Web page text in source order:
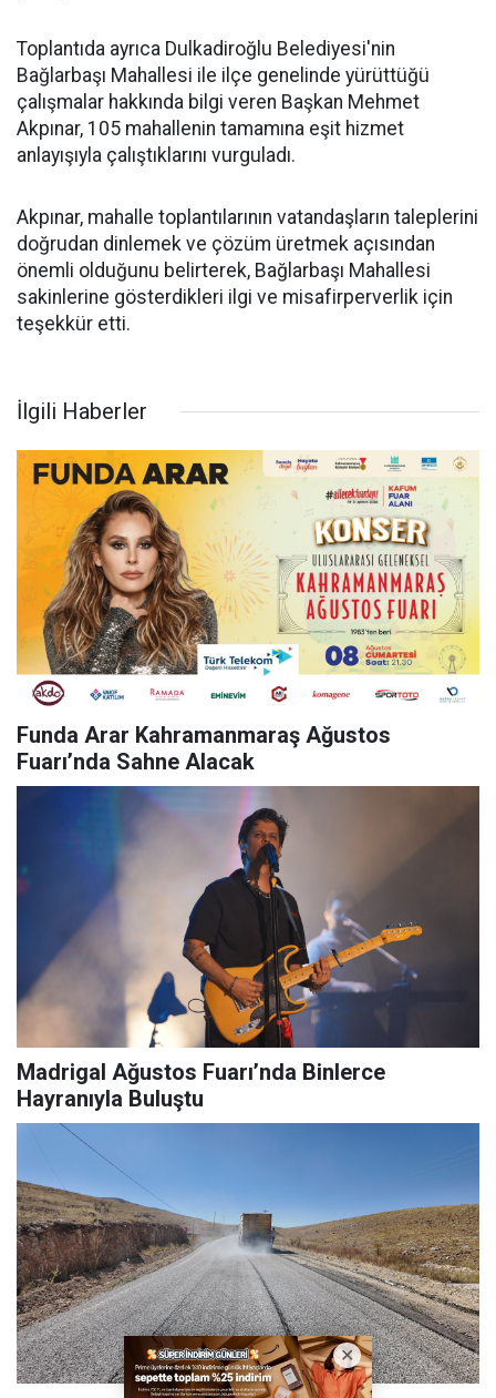
Toplantıda ayrıca Dulkadiroğlu Belediyesi'nin
Bağlarbaşı Mahallesi ile ilçe genelinde yürüttüğü
çalışmalar hakkında bilgi veren Başkan Mehmet
Akpınar, 105 mahallenin tamamına eşit hizmet
anlayışıyla çalıştıklarını vurguladı.
Akpınar, mahalle toplantılarının vatandaşların taleplerini
doğrudan dinlemek ve çözüm üretmek açısından
önemli olduğunu belirterek, Bağlarbaşı Mahallesi
sakinlerine gösterdikleri ilgi ve misafirperverlik için
teşekkür etti.
İlgili Haberler
Funda Arar Kahramanmaraş Ağustos
Fuarı’nda Sahne Alacak
Madrigal Ağustos Fuarı’nda Binlerce
Hayranıyla Buluştu